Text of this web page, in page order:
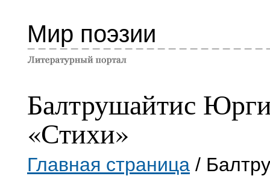
Мир поэзии
Балтрушайтис
«Стихи»
Главная страница /